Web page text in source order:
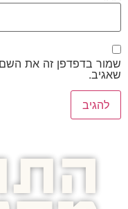
שמור בדפדפן זה את
שאגיב.